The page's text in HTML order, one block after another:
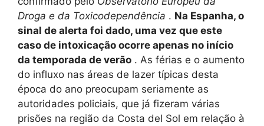
Droga e da Toxicodependência . Na Espanha, o
sinal de alerta foi dado, uma vez que este
caso de intoxicação ocorre apenas no início
da temporada de verão . As férias e o aumento
do influxo nas áreas de lazer típicas desta
época do ano preocupam seriamente as
autoridades policiais, que já fizeram várias
prisões na região da Costa del Sol em relação à